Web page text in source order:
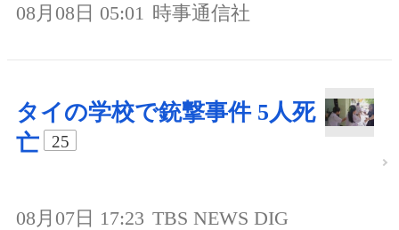
08月08日 05:01 時事通信社
タイの学校で銃撃事件 5人死
亡
25
08月07日 17:23 TBS NEWS DIG